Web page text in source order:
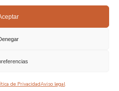
de PrivacidadAviso legal